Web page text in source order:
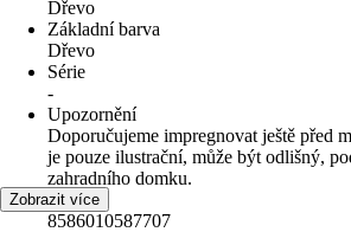
Dřevo
Základní barva
Dřevo
Série
-
Upozornění
Doporučujeme impregnovat ještě před
je pouze ilustrační, může být odlišný,
zahradního domku.
EAN
8586010587707
Zobrazit více